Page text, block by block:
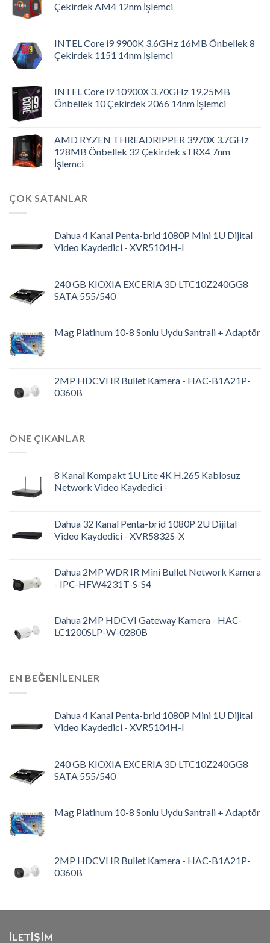
Çekirdek AM4 12nm İşlemci
INTEL Core i9 9900K 3.6GHz 16MB Önbellek 8
Çekirdek 1151 14nm İşlemci
INTEL Core i9 10900X 3.70GHz 19,25MB
Önbellek 10 Çekirdek 2066 14nm İşlemci
AMD RYZEN THREADRIPPER 3970X 3.7GHz
128MB Önbellek 32 Çekirdek sTRX4 7nm
İşlemci
ÇOK SATANLAR
Dahua 4 Kanal Penta-brid 1080P Mini 1U Dijital
Video Kaydedici - XVR5104H-I
240 GB KIOXIA EXCERIA 3D LTC10Z240GG8
SATA 555/540
Mag Platinum 10-8 Sonlu Uydu Santrali + Adaptör
2MP HDCVI IR Bullet Kamera - HAC-B1A21P-
0360B
ÖNE ÇIKANLAR
8 Kanal Kompakt 1U Lite 4K H.265 Kablosuz
Network Video Kaydedici -
Dahua 32 Kanal Penta-brid 1080P 2U Dijital
Video Kaydedici - XVR5832S-X
Dahua 2MP WDR IR Mini Bullet Network Kamera
- IPC-HFW4231T-S-S4
Dahua 2MP HDCVI Gateway Kamera - HAC-
LC1200SLP-W-0280B
EN BEĞENILENLER
Dahua 4 Kanal Penta-brid 1080P Mini 1U Dijital
Video Kaydedici - XVR5104H-I
240 GB KIOXIA EXCERIA 3D LTC10Z240GG8
SATA 555/540
Mag Platinum 10-8 Sonlu Uydu Santrali + Adaptör
2MP HDCVI IR Bullet Kamera - HAC-B1A21P-
0360B
İLETIŞIM